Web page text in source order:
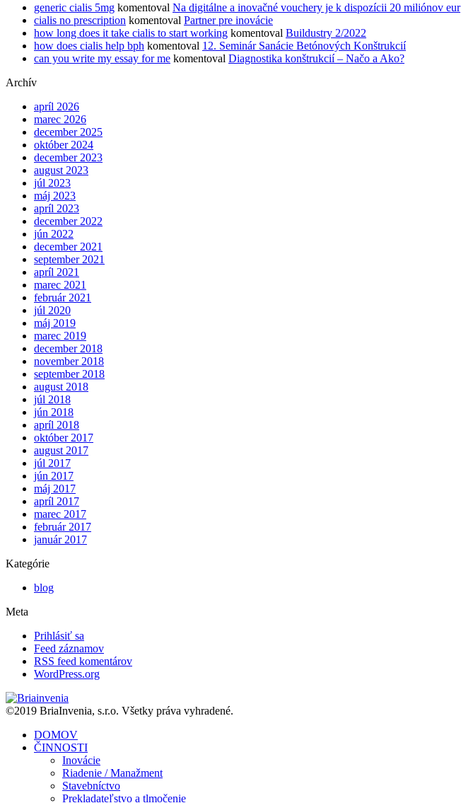
generic cialis 5mg komentoval Na digitálne a inovačné vouchery je k dispozícii 20 miliónov eur
cialis no prescription komentoval Partner pre inovácie
how long does it take cialis to start working komentoval Buildustry 2/2022
how does cialis help bph komentoval 12. Seminár Sanácie Betónových Konštrukcií
can you write my essay for me komentoval Diagnostika konštrukcií – Načo a Ako?
Archív
apríl 2026
marec 2026
december 2025
október 2024
december 2023
august 2023
júl 2023
máj 2023
apríl 2023
december 2022
jún 2022
december 2021
september 2021
apríl 2021
marec 2021
február 2021
júl 2020
máj 2019
marec 2019
december 2018
november 2018
september 2018
august 2018
júl 2018
jún 2018
apríl 2018
október 2017
august 2017
júl 2017
jún 2017
máj 2017
apríl 2017
marec 2017
február 2017
január 2017
Kategórie
blog
Meta
Prihlásiť sa
Feed záznamov
RSS feed komentárov
WordPress.org
©2019 BriaInvenia, s.r.o. Všetky práva vyhradené.
DOMOV
ČINNOSTI
Inovácie
Riadenie / Manažment
Stavebníctvo
Prekladateľstvo a tlmočenie